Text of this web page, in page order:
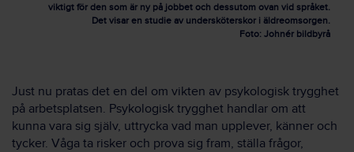
viktigt för den som är ny på jobbet och dessutom ovan vid språket.
Det visar en studie av undersköterskor i äldreomsorgen.
Foto: Johnér bildbyrå
Just nu pratas det en del om vikten av psykologisk trygghet
på arbetsplatsen. Psykologisk trygghet handlar om att
kunna vara sig själv, uttrycka vad man upplever, känner och
tycker. Våga ta risker och prova sig fram, ställa frågor,